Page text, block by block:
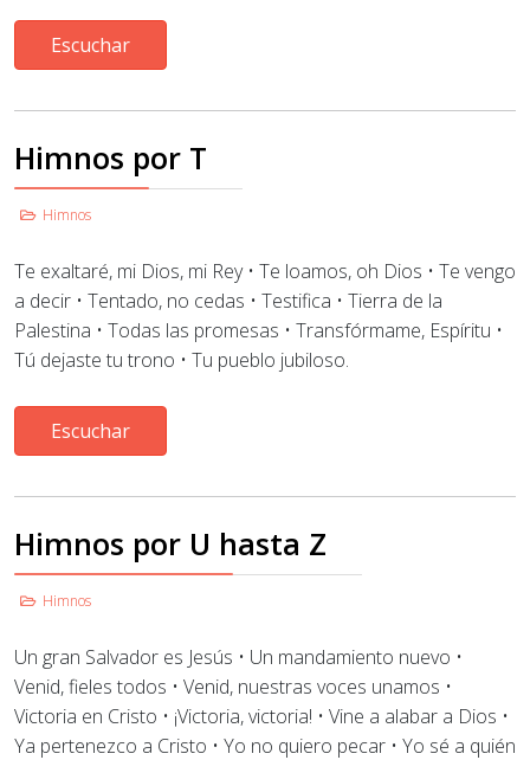
Escuchar
Himnos por T
Himnos
Te exaltaré, mi Dios, mi Rey • Te loamos, oh Dios • Te vengo
a decir • Tentado, no cedas • Testifica • Tierra de la
Palestina • Todas las promesas • Transfórmame, Espíritu •
Tú dejaste tu trono • Tu pueblo jubiloso.
Escuchar
Himnos por U hasta Z
Himnos
Un gran Salvador es Jesús • Un mandamiento nuevo •
Venid, fieles todos • Venid, nuestras voces unamos •
Victoria en Cristo • ¡Victoria, victoria! • Vine a alabar a Dios •
Ya pertenezco a Cristo • Yo no quiero pecar • Yo sé a quién